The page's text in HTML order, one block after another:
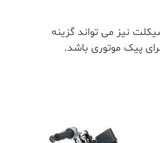
نیز می ‌تواند گزینه
پیک موتوری باشد.